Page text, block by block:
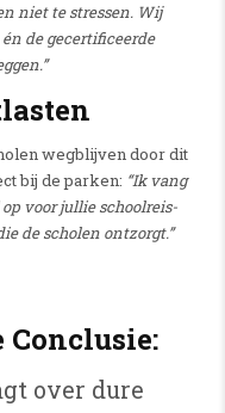
niet te stressen. Wij
de gecertificeerde
wegblijven door dit
bij de parken: “Ik vang
voor jullie schoolreis-
de scholen ontzorgt.”
Conclusie:
over dure